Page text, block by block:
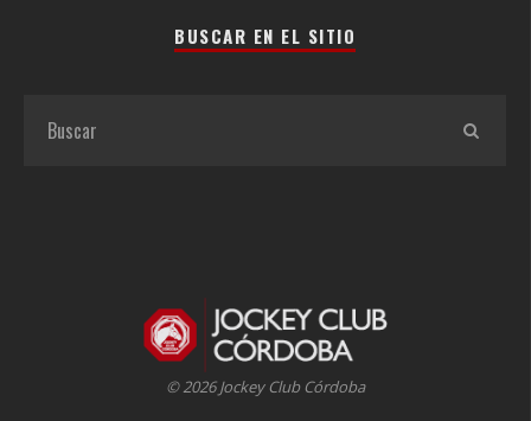
BUSCAR EN EL SITIO
© 2026 Jockey Club Córdoba